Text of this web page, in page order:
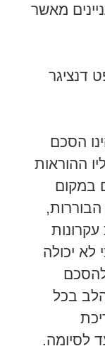
מאשר
דנציגר
הסכם
ההוראות
במקום
לא יכולה
הלב בכל
לסיומה.